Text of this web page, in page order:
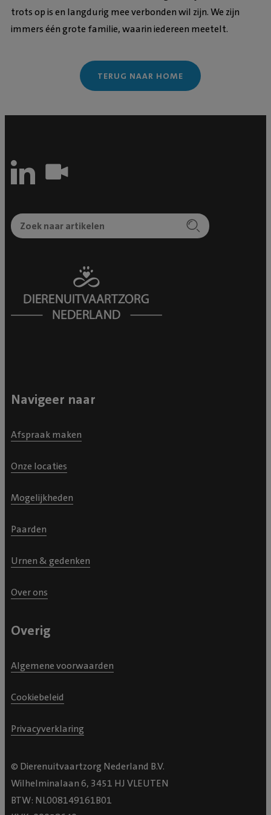
trots op is en langdurig mee verbonden wil zijn. We zijn
immers één grote familie, waarin iedereen meetelt.
TERUG NAAR HOME
Navigeer naar
Afspraak maken
Onze locaties
Mogelijkheden
Paarden
Urnen & gedenken
Over ons
Overig
Algemene voorwaarden
Cookiebeleid
Privacyverklaring
© Dierenuitvaartzorg Nederland B.V.
Wilhelminalaan 6, 3451 HJ VLEUTEN
BTW: NL008149161B01